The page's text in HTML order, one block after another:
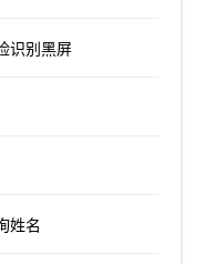
识别黑屏
姓名